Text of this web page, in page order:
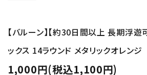
【バルーン】【約30日間以上 長期浮
ックス 14ラウンド メタリックオレンジ
1,000円(税込1,100円)